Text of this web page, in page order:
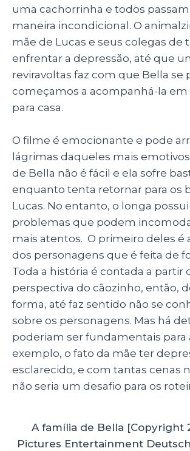
uma cachorrinha e todos
maneira incondicional. O
mãe de Lucas e seus colegas de
enfrentar a depressão, até que
reviravoltas faz com que Bella se
começamos a acompanhá-la em
para casa.
O filme é emocionante e pode
lágrimas daqueles mais
de Bella não é fácil e ela sofre
enquanto tenta retornar para os
Lucas. No entanto, o longa
problemas que podem
mais atentos. O primeiro deles é
dos personagens que é feita de
Toda a história é contada a partir
perspectiva do cãozinho, então,
forma, até faz sentido não se
sobre os personagens. Mas há
poderiam ser fundamentais para
exemplo, o fato da mãe ter
esclarecido, e com tantas cenas
não seria um desafio para os
A família de Bella [Copyright
Pictures Entertainment